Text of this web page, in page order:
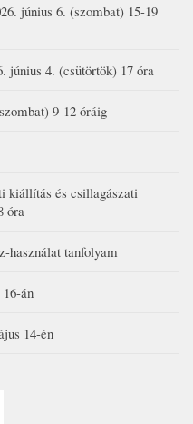
június 6. (szombat) 15-19
június 4. (csütörtök) 17 óra
9-12 óráig
kiállítás és csillagászati
óra
használat tanfolyam
án
14-én